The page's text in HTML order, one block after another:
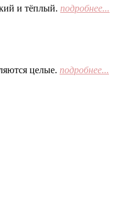
и тёплый. подробнее...
целые. подробнее...